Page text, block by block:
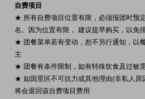
自费项目
★ 所有自费项目位置有限，必须报团时预
名。因为位置有限， 建议提早购买，以免
★ 团餐菜单若有变动，恕不另行通知，以
主
★ 团餐有条件限制，如有特殊饮食及过敏
★ 如因景区不可抗力或其他理由(非私人原
将会退回该自费项目费用